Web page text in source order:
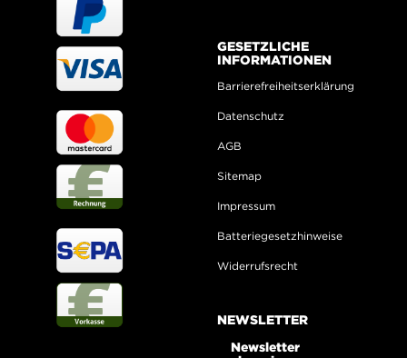
GESETZLICHE
INFORMATIONEN
Barrierefreiheitserklärung
Datenschutz
AGB
Sitemap
Impressum
Batteriegesetzhinweise
Widerrufsrecht
NEWSLETTER
Newsletter